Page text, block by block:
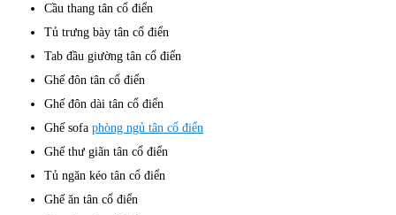
Cầu thang tân cổ điển
Tủ trưng bày tân cổ điển
Tab đầu giường tân cổ điển
Ghế đôn tân cổ điển
Ghế đôn dài tân cổ điển
Ghế sofa phòng ngủ tân cổ điển
Ghế thư giãn tân cổ điển
Tủ ngăn kéo tân cổ điển
Ghế ăn tân cổ điển